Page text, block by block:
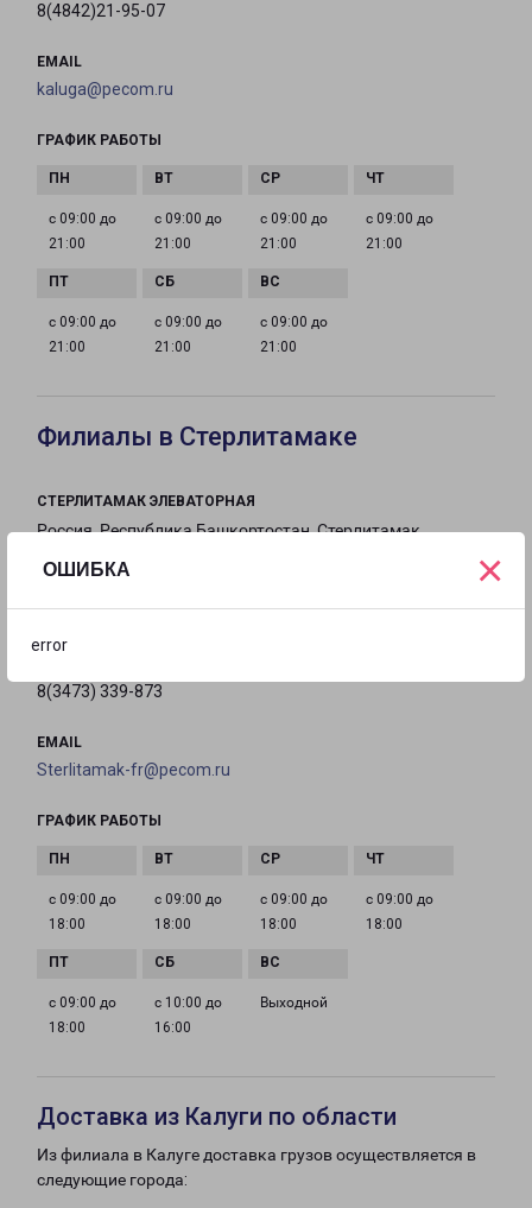
ОШИБКА
error
×
8(4842)21-95-07
EMAIL
kaluga@pecom.ru
ГРАФИК РАБОТЫ
с 09:00 до
21:00
с 09:00 до
21:00
с 09:00 до
21:00
с 09:00 до
21:00
с 09:00 до
21:00
с 09:00 до
21:00
с 09:00 до
21:00
Филиалы в Стерлитамаке
СТЕРЛИТАМАК ЭЛЕВАТОРНАЯ
Россия, Республика Башкортостан, Стерлитамак,
Элеваторная улица, 19
на карте
8(3473) 339-873
EMAIL
Sterlitamak-fr@pecom.ru
ГРАФИК РАБОТЫ
с 09:00 до
18:00
с 09:00 до
18:00
с 09:00 до
18:00
с 09:00 до
18:00
с 09:00 до
18:00
с 10:00 до
16:00
Выходной
Доставка из Калуги по области
Из филиала в Калуге доставка грузов осуществляется в
следующие города: